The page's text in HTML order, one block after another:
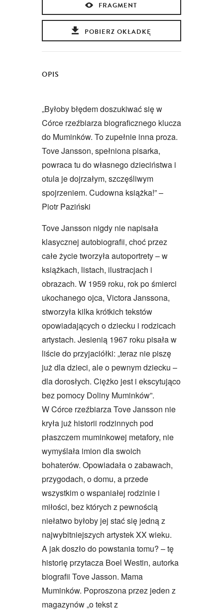
FRAGMENT
POBIERZ OKŁADKĘ
OPIS
„Byłoby błędem doszukiwać się w
Córce rzeźbiarza biograficznego klucza
do Muminków. To zupełnie inna proza.
Tove Jansson, spełniona pisarka,
powraca tu do własnego dzieciństwa i
otula je dojrzałym, szczęśliwym
spojrzeniem. Cudowna książka!” –
Piotr Paziński
Tove Jansson nigdy nie napisała
klasycznej autobiografii, choć przez
całe życie tworzyła autoportrety – w
książkach, listach, ilustracjach i
obrazach. W 1959 roku, rok po śmierci
ukochanego ojca, Victora Janssona,
stworzyła kilka krótkich tekstów
opowiadających o dziecku i rodzicach
artystach. Jesienią 1967 roku pisała w
liście do przyjaciółki: „teraz nie piszę
już dla dzieci, ale o pewnym dziecku –
dla dorosłych. Ciężko jest i ekscytująco
bez pomocy Doliny Muminków”.
W Córce rzeźbiarza Tove Jansson nie
kryła już historii rodzinnych pod
płaszczem muminkowej metafory, nie
wymyślała imion dla swoich
bohaterów. Opowiadała o zabawach,
przygodach, o domu, a przede
wszystkim o wspaniałej rodzinie i
miłości, bez których z pewnością
niełatwo byłoby jej stać się jedną z
najwybitniejszych artystek XX wieku.
A jak doszło do powstania tomu? – tę
historię przytacza Boel Westin, autorka
biografii Tove Jasson. Mama
Muminków. Poproszona przez jeden z
magazynów „o tekst z